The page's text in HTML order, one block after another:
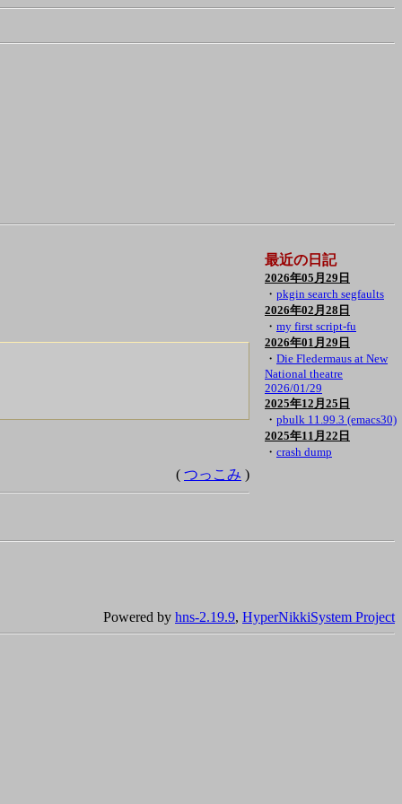
( つっこみ )
最近の日記
2026年05月29日
・ pkgin search segfaults
2026年02月28日
・ my first script-fu
2026年01月29日
・ Die Fledermaus at New
National theatre
2026/01/29
2025年12月25日
・ pbulk 11.99.3 (emacs30)
2025年11月22日
・ crash dump
Powered by hns-2.19.9, HyperNikkiSystem Project